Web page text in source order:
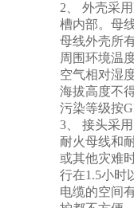
2、 外壳采
槽内部。母
母线外壳所
周围环境温
空气相对湿
海拔高度不
污染等级按
3、 接头采
耐火母线和
或其他灾难
行在1.5小时
电缆的空间